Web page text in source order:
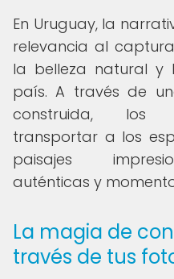
En Uruguay, la
relevancia al
la belleza natural y
país. A través de
construida, los
transportar a los
paisajes
auténticas y
La magia de
través de tus